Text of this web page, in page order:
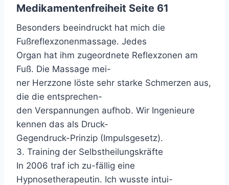
Medikamentenfreiheit Seite 61
Besonders beeindruckt hat mich die
Fußreflexzonenmassage. Jedes
Organ hat ihm zugeordnete Reflexzonen am
Fuß. Die Massage mei-
ner Herzzone löste sehr starke Schmerzen aus,
die die entsprechen-
den Verspannungen aufhob. Wir Ingenieure
kennen das als Druck-
Gegendruck-Prinzip (Impulsgesetz).
3. Training der Selbstheilungskräfte
In 2006 traf ich zu-fällig eine
Hypnosetherapeutin. Ich wusste intui-